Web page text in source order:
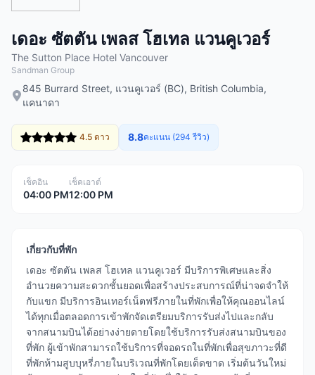
เดอะ ซัตตัน เพลส โฮเทล แวนคูเวอร์
The Sutton Place Hotel Vancouver
Sandman Group
845 Burrard Street, แวนคูเวอร์ (BC), British Columbia,
แคนาดา
4.5 ดาว 8.8คะแนน (294 รีวิว)
เช็คอิน
04:00 PM
เช็คเอาต์
12:00 PM
เกี่ยวกับที่พัก
เดอะ ซัตตัน เพลส โฮเทล แวนคูเวอร์ มีบริการพิเศษและสิ่ง
อำนวยความสะดวกชั้นยอดเพื่อสร้างประสบการณ์ที่น่าจดจำให้
กับแขก มีบริการอินเทอร์เน็ตฟรีภายในที่พักเพื่อให้คุณออนไลน์
ได้ทุกเมื่อตลอดการเข้าพักจัดเตรียมบริการรับส่งไปและกลับ
จากสนามบินได้อย่างง่ายดายโดยใช้บริการรับส่งสนามบินของ
ที่พัก ผู้เข้าพักสามารถใช้บริการที่จอดรถในที่พักเพื่อสุขภาวะที่ดี
ที่พักห้ามสูบบุหรี่ภายในบริเวณที่พักโดยเด็ดขาด เริ่มต้นวันใหม่